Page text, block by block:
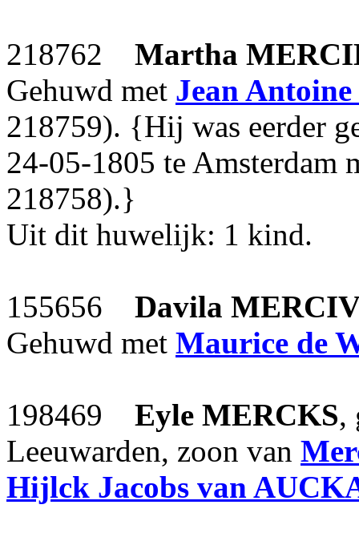
218762 Martha
Gehuwd met Jean Antoine
218759). {Hij was eerder
24-05-1805 te Amsterdam
218758).}
Uit dit huwelijk: 1 kind.
155656 Davila
Gehuwd met Maurice de
198469 Eyle MERCKS,
Leeuwarden, zoon van
Hijlck Jacobs van